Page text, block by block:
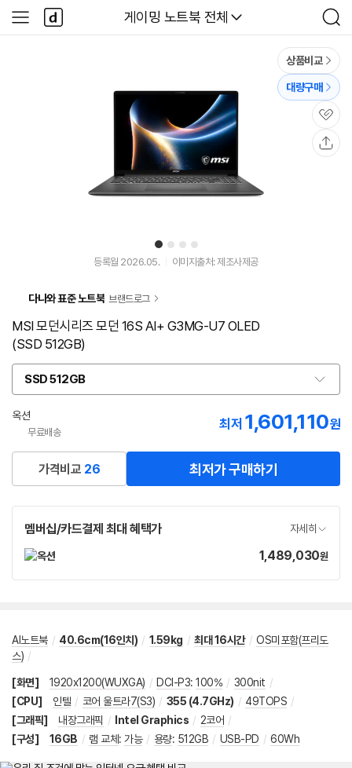
다나와
게이밍 노트북 전체
검
색
사
이
다
나
와
1 2 3 4
상품비교
대량구매
관
심
등록월 2026.05. 이미지출처: 제조사제공
다나와 표준 노트북 브랜드로그
MSI 모던시리즈 모던 16S AI+ G3MG-U7 OLED
(SSD 512GB)
SSD 512GB
옵
션
선
택
옥션
무료배송
최저 1,601,110원
가격비교 26 최저가 구매하기
멤버십/카드결제 최대 혜택가 자세히
가
1,489,030원
AI노트북 / 40.6cm(16인치) / 1.59kg / 최대 16시간 / OS미포함(프리도
스) /
[화면] 1920x1200(WUXGA) / DCI-P3: 100% / 300nit /
[CPU]
인텔 / 코어 울트라7(S3) / 355 (4.7GHz) / 49TOPS /
[그래픽]
내장그래픽 / Intel Graphics / 2코어 /
[구성]
16GB / 램 교체: 가능 / 용량: 512GB / USB-PD / 60Wh